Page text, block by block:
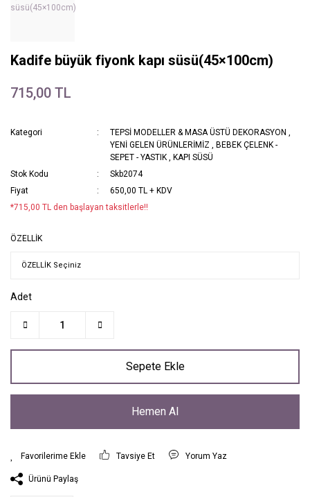
Kadife büyük fiyonk kapı süsü(45×100cm)
715,00 TL
Kategori TEPSİ MODELLER & MASA ÜSTÜ DEKORASYON
YENİ GELEN ÜRÜNLERİMİZ
,BEBEK ÇELENK -
SEPET - YASTIK
,KAPI SÜSÜ
Stok Kodu
Skb2074
Fiyat
650,00 TL + KDV
*715,00 TL den başlayan taksitlerle!!
ÖZELLİK
Adet
Sepete Ekle
Hemen Al
Tavsiye Et Yorum Yaz
Ürünü Paylaş